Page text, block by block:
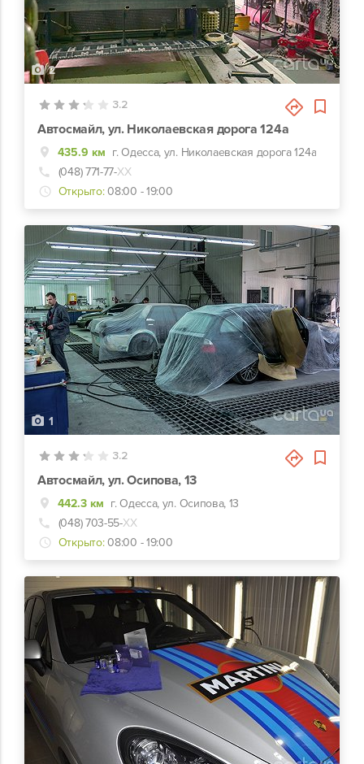
2
3.2
Автосмайл, ул. Николаевская дорога 124а
435.9 км г. Одесса, ул. Николаевская дорога 124а
(048) 771-77-ХХ
Открыто: 08:00 - 19:00
1
3.2
Автосмайл, ул. Осипова, 13
442.3 км г. Одесса, ул. Осипова, 13
(048) 703-55-ХХ
Открыто: 08:00 - 19:00